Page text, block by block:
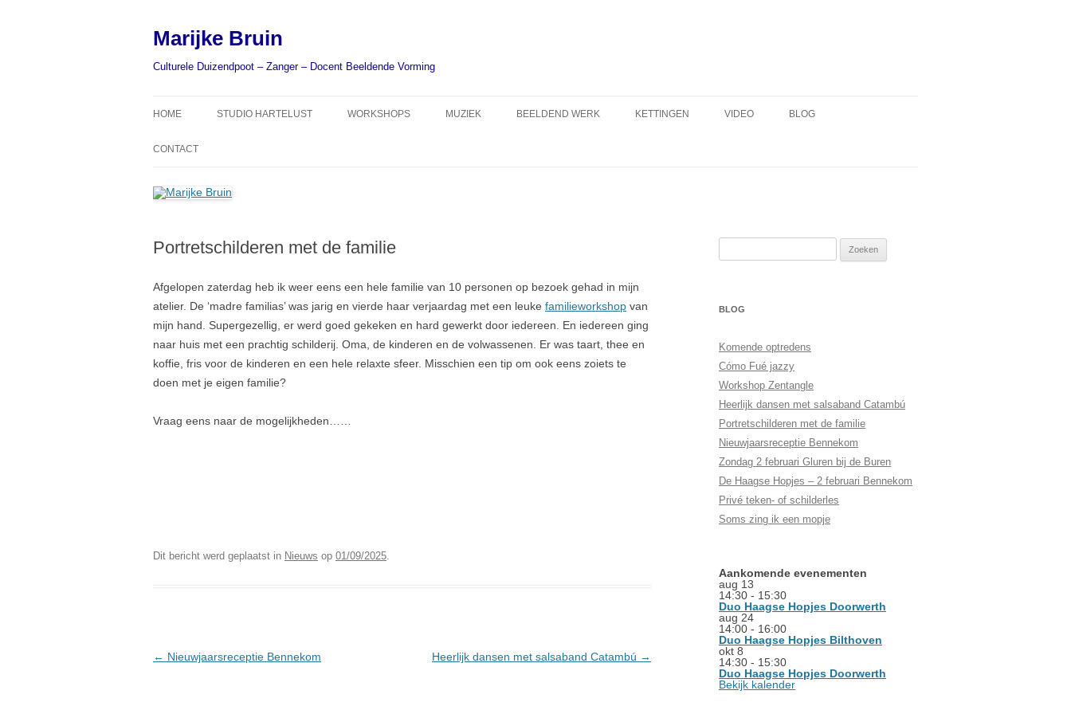
inhoud
Marijke Bruin
Culturele Duizendpoot – Zanger – Docent Beeldende Vorming
HOME
C.V.
MIJN WERK
STUDIO HARTELUST WORKSHOPS
POSBANK
BUITENTEKENEN EN
SCHILDEREN IN ROZENDAAL
WORKSHOP ZENTANGLE
MUZIEK BEELDEND WERK KETTINGEN VIDEO BLOG
CONTACT
Portretschilderen met de familie
Afgelopen zaterdag heb ik weer eens een hele familie van 10 personen op bezoek gehad in mijn
atelier. De ‘madre familias’ was jarig en vierde haar verjaardag met een leuke familieworkshop van
mijn hand. Supergezellig, er werd goed gekeken en hard gewerkt door iedereen. En iedereen ging
naar huis met een prachtig schilderij. Oma, de kinderen en de volwassenen. Er was taart, thee en
koffie, fris voor de kinderen en een hele relaxte sfeer. Misschien een tip om ook eens zoiets te
doen met je eigen familie?
Vraag eens naar de mogelijkheden……
Dit bericht werd geplaatst in Nieuws op 01/09/2025.
Berichtnavigatie
← Nieuwjaarsreceptie Bennekom Heerlijk dansen met salsaband Catambú →
BLOG
Komende optredens
Cómo Fué jazzy
Workshop Zentangle
Heerlijk dansen met salsaband Catambú
Portretschilderen met de familie
Nieuwjaarsreceptie Bennekom
Zondag 2 februari Gluren bij de Buren
De Haagse Hopjes – 2 februari Bennekom
Privé teken- of schilderles
Soms zing ik een mopje
Aankomende evenementen
aug 13
14:30 - 15:30
Duo Haagse Hopjes Doorwerth
aug 24
14:00 - 16:00
Duo Haagse Hopjes Bilthoven
okt 8
14:30 - 15:30
Duo Haagse Hopjes Doorwerth
Bekijk kalender